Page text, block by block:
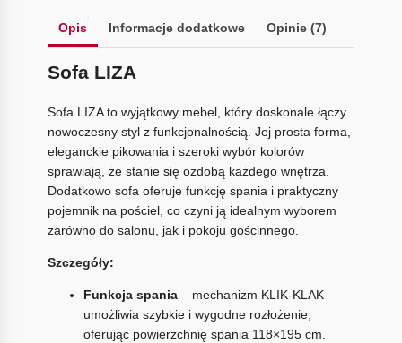
Opis Informacje dodatkowe Opinie (7)
Sofa LIZA
Sofa LIZA to wyjątkowy mebel, który doskonale łączy
nowoczesny styl z funkcjonalnością. Jej prosta forma,
eleganckie pikowania i szeroki wybór kolorów
sprawiają, że stanie się ozdobą każdego wnętrza.
Dodatkowo sofa oferuje funkcję spania i praktyczny
pojemnik na pościel, co czyni ją idealnym wyborem
zarówno do salonu, jak i pokoju gościnnego.
Szczegóły:
Funkcja spania– mechanizm KLIK-KLAK
umożliwia szybkie i wygodne rozłożenie,
oferując powierzchnię spania 118×195 cm.